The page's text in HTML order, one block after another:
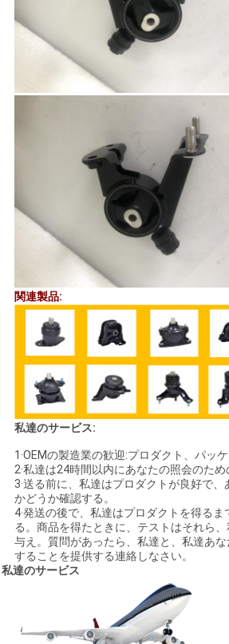
て
だ
地
プ
シ
ー
ポ
リ
シ
関連製品:
私達のサービス:
1·OEMの製造業の歓迎:プロダクト、パッケ
2·私達は24時間以内にあなたの照会のため
3·送る前に、私達はプロダクトが良好で
かどうか確認する。
4·発送の後で、私達はプロダクトを得る
る。商品を得たときに、テストはそれら
与え。質問があったら、私達と、私達あ
することを提供する連絡しなさい。
私達のサービス